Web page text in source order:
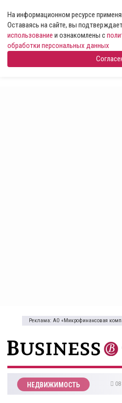
На информационном ресурсе
Оставаясь на сайте, вы
использование и ознакомлены с
обработки персональных данных
Реклама: АО «Микрофинансовая
НЕДВИЖИМОСТЬ